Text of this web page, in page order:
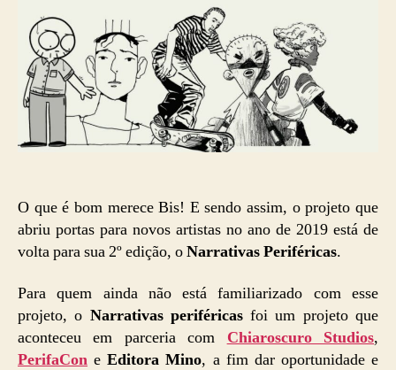
2022
–
Inscrições
abertas!
O que é bom merece Bis! E sendo assim, o projeto que
abriu portas para novos artistas no ano de 2019 está de
volta para sua 2º edição, oNarrativas Periféricas.
Para quem ainda não está familiarizado com esse
projeto, o Narrativas periféricasfoi um projeto que
aconteceu em parceria com Chiaroscuro Studios,
PerifaCon e Editora Mino, a fim dar oportunidade e